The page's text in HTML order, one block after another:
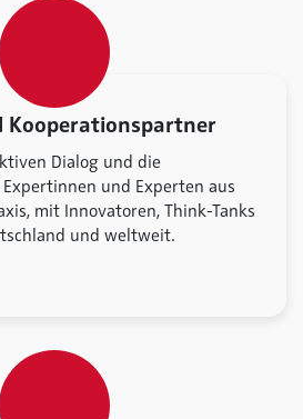
Kooperationspartner
Dialog und die
und Experten aus
mit Innovatoren, Think-Tanks
und weltweit.